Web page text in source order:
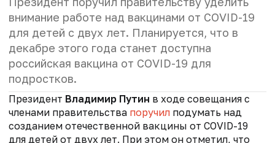
внимание работе над вакцинами от COVID-19
для детей с двух лет. Планируется, что в
декабре этого года станет доступна
российская вакцина от COVID-19 для
подростков.
Президент Владимир Путин в ходе совещания с
членами правительства поручил подумать над
созданием отечественной вакцины от COVID-19
для детей от двух лет. При этом он отметил, что